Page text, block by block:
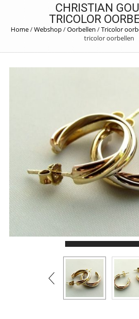
CHRISTIAN
TRICOLOR
Home/Webshop/Oorbellen /Tricolor
tricolor oorbellen